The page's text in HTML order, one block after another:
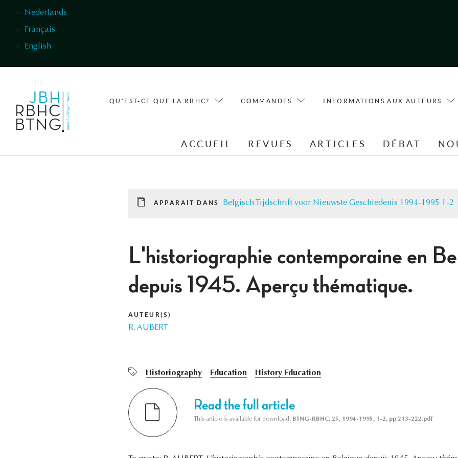
Nederlands
Français
English
QU'EST-CE QUE LA RBHC? COMMANDES INFORMATIONS AUX AUTEURS
ACCUEIL REVUES ARTICLES DÉBAT
APPARAÎT DANS Belgisch Tijdschrift voor Nieuwste Geschiedenis 1994-1995 1-2
L'historiographie contemporaine en
depuis 1945. Aperçu thématique.
AUTEUR(S)
R. AUBERT
Historiography Education History Education
Read the full article
This article is available for download: BTNG-RBHC, 25, 1994-1995, 1-2, pp 213-222.pdf